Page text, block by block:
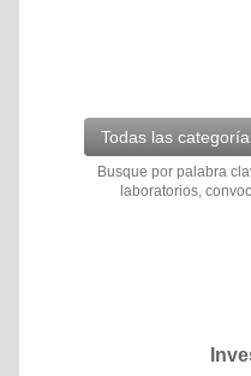
Todas las
Busque por palabra
laboratorios,